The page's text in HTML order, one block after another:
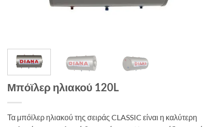
Μπόϊλερ ηλιακού 120L
Τα μπόϊλερ ηλιακού της σειράς CLASSIC είναι η καλύτερη